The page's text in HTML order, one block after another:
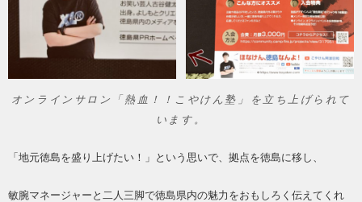
オンラインサロン「熱血！！こやけん塾」を立ち上げられて
います。
「地元徳島を盛り上げたい！」という思いで、拠点を徳島に移し、
敏腕マネージャーと二人三脚で徳島県内の魅力をおもしろく伝えてくれ